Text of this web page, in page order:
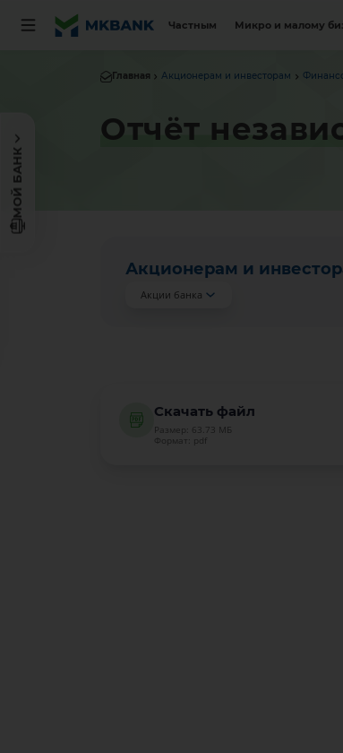
Частным Микро и малому
МОЙ БАНК
Главная Акционерам и инвесторам
Отчёт
Акционерам и
Акции банка
Скачать файл
Размер: 63.73 МБ
Формат: pdf